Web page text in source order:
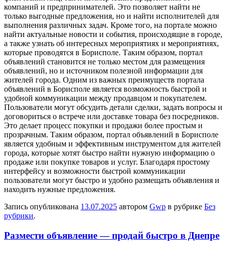
компаний и предпринимателей. Это позволяет найти не
только выгодные предложения, но и найти исполнителей для
выполнения различных задач. Кроме того, на портале можно
найти актуальные новости и события, происходящие в городе,
а также узнать об интересных мероприятиях и мероприятиях,
которые проводятся в Борисполе. Таким образом, портал
объявлений становится не только местом для размещения
объявлений, но и источником полезной информации для
жителей города. Одним из важных преимуществ портала
объявлений в Борисполе является возможность быстрой и
удобной коммуникации между продавцом и покупателем.
Пользователи могут обсудить детали сделки, задать вопросы и
договориться о встрече или доставке товара без посредников.
Это делает процесс покупки и продажи более простым и
прозрачным. Таким образом, портал объявлений в Борисполе
является удобным и эффективным инструментом для жителей
города, которые хотят быстро найти нужную информацию о
продаже или покупке товаров и услуг. Благодаря простому
интерфейсу и возможности быстрой коммуникации
пользователи могут быстро и удобно размещать объявления и
находить нужные предложения.
Запись опубликована 13.07.2025 автором Gwp в рубрике Без
рубрики.
Размести объявление — продай быстро в Днепре